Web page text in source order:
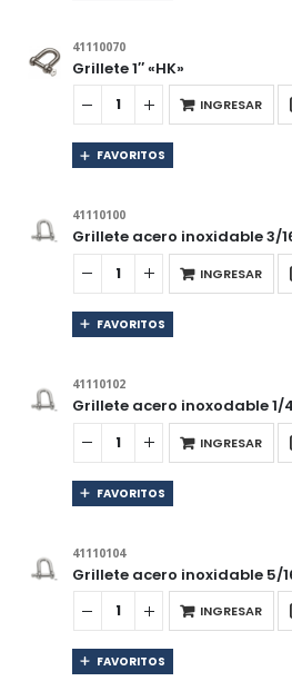
41110070
Grillete 1″ «HK»
INGRESAR
FAVORITOS
41110100
Grillete acero inoxidable 3/
INGRESAR
FAVORITOS
41110102
Grillete acero inoxodable 1/
INGRESAR
FAVORITOS
41110104
Grillete acero inoxidable 5/
INGRESAR
FAVORITOS